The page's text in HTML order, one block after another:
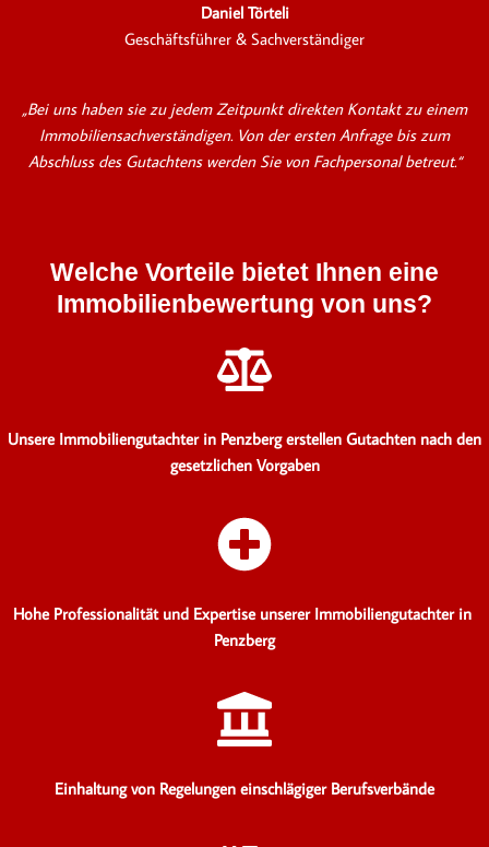
Daniel Törteli
Geschäftsführer & Sachverständiger
„Bei uns haben sie zu jedem Zeitpunkt direkten Kontakt zu einem
Immobiliensachverständigen. Von der ersten Anfrage bis zum
Abschluss des Gutachtens werden Sie von Fachpersonal betreut.“
Welche Vorteile bietet Ihnen eine
Immobilienbewertung von uns?
Unsere Immobiliengutachter in Penzberg erstellen Gutachten nach den
gesetzlichen Vorgaben
Hohe Professionalität und Expertise unserer Immobiliengutachter in
Penzberg
Einhaltung von Regelungen einschlägiger Berufsverbände